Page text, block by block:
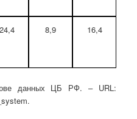
24,4 8,9 16,4
данных ЦБ РФ. – URL: